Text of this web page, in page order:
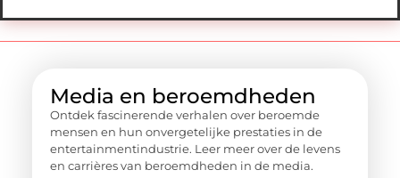
Media en beroemdheden
Ontdek fascinerende verhalen over beroemde
mensen en hun onvergetelijke prestaties in de
entertainmentindustrie. Leer meer over de levens
en carrières van beroemdheden in de media.